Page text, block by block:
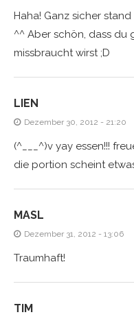
Haha! Ganz sicher
^^ Aber schön, dass du
missbraucht wirst ;D
LIEN
Dezember 30, 2012 - 21:20
(^___^)v yay essen!!!
die portion scheint
MASL
Dezember 31, 2012 - 13:06
Traumhaft!
TIM